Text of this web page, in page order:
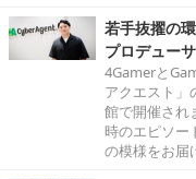
若手抜擢の
プロデュー
4Gamerと
アクエスト」
館で開催され
時のエピソー
の模様をお届